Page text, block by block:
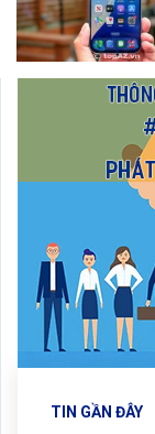
TIN GẦN ĐÂY